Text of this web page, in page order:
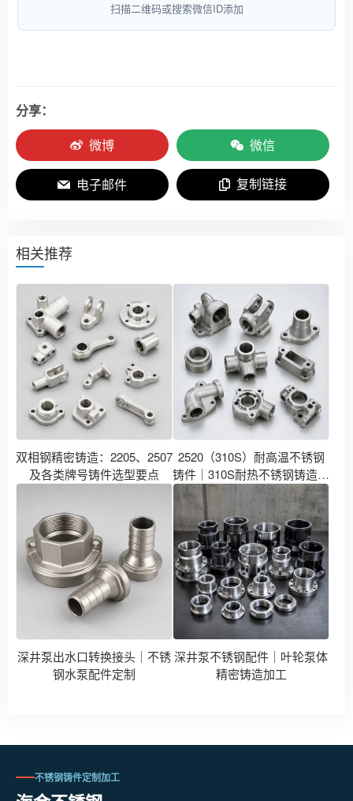
扫描二维码或搜索微信ID添加
分享：
微博
微信
电子邮件 复制链接
相关推荐
双相钢精密铸造：2205、2507
及各类牌号铸件选型要点
2520（310S）耐高温不锈钢
铸件｜310S耐热不锈钢铸造件
深井泵出水口转换接头｜不锈
钢水泵配件定制
深井泵不锈钢配件｜叶轮泵体
精密铸造加工
不锈钢铸件定制加工